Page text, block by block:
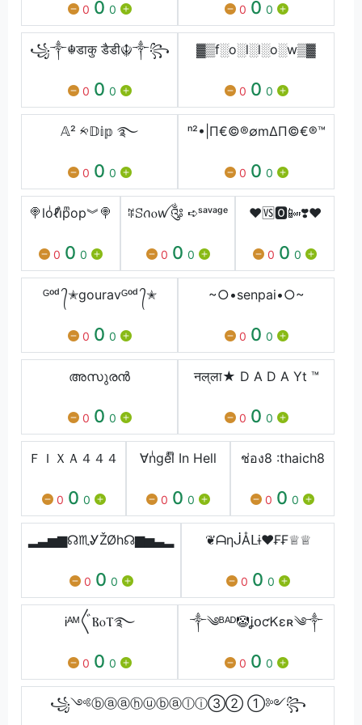
0 0 0 0 0 0
꧁༒☬डाकु डैडी☬༒꧂
0 0 0
▓▒f░o░l░l░o░w▒▓
0 0 0
𝔸² ༱𝔻𝕚𝕡 ࿐
0 0 0
ⁿ²•|Π€©®∅m∆Π©€®™
0 0 0
🍭loͥℓiͣpͫop︾🍭
0 0 0
ꄶꕶꪒⲟꪝ༂ ➪ˢᵃᵛᵃᵍᵉ
0 0 0
❤🆚🅾️📴❣️❤
0 0 0
ᴳᵒᵈ ᭄✭gouravᴳᵒᵈ ᭄✭
0 0 0
~○•senpai•○~
0 0 0
അസുരൻ
0 0 0
नल‌्ला★ D A D A Yt ™
0 0 0
ＦＩＸＡ４４４
0 0 0
∀nͥgeͣlͫ In Hell
0 0 0
ช่อง8 :thaich8
0 0 0
▂▃▅▆☊♏ᎽŽØh☊▆▅▃▂
0 0 0
❦ᗩηᒎÅᒪɨ❤₣₣♕♕
0 0 0
Ꭵᴬᴹ〲ⲂⲟⲦ࿐
0 0 0
༒༄ᴮᴬᴰ🤡ʝօƈᏦɛʀ༄༒
0 0 0
꧁༺ⓑⓐⓐⓗⓤⓑⓐⓛⓘ③② ①༻꧂